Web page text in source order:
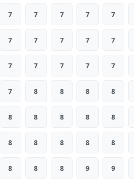
7 7 7 7 7
7 7 7 7 7
7 7 7 7 7
7 8 8 8 8
8 8 8 8 8
8 8 8 8 8
8 8 8 9 9